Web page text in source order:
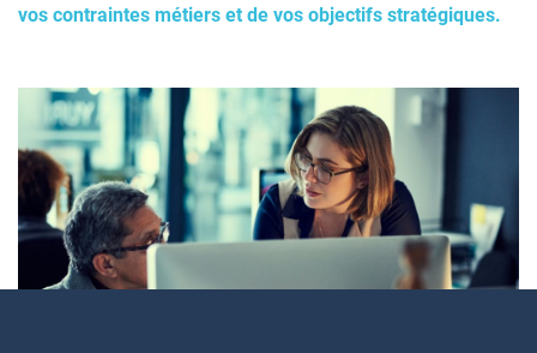
vos contraintes métiers et de vos objectifs stratégiques.